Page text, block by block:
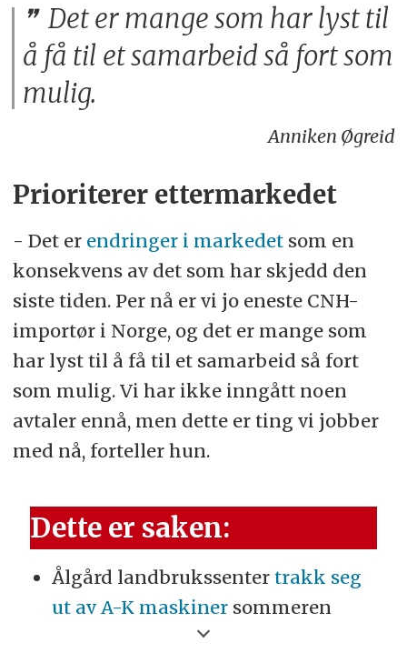
Det er mange som har lyst til
å få til et samarbeid så fort som
mulig.
Anniken Øgreid
Prioriterer ettermarkedet
- Det er endringer i markedet som en
konsekvens av det som har skjedd den
siste tiden. Per nå er vi jo eneste CNH-
importør i Norge, og det er mange som
har lyst til å få til et samarbeid så fort
som mulig. Vi har ikke inngått noen
avtaler ennå, men dette er ting vi jobber
med nå, forteller hun.
Dette er saken:
Ålgård landbrukssenter trakk seg
ut av A-K maskiner sommeren
2020 etter 20 år i kjeden